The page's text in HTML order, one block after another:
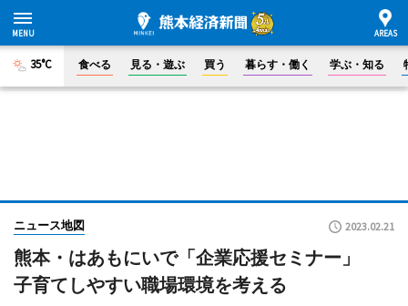
35°C 食べる 見る・遊ぶ 買う 暮らす・働く 学ぶ・知る
ニュース地図 2023.02.21
熊本・はあもにいで「企業応援セミナー」
子育てしやすい職場環境を考える